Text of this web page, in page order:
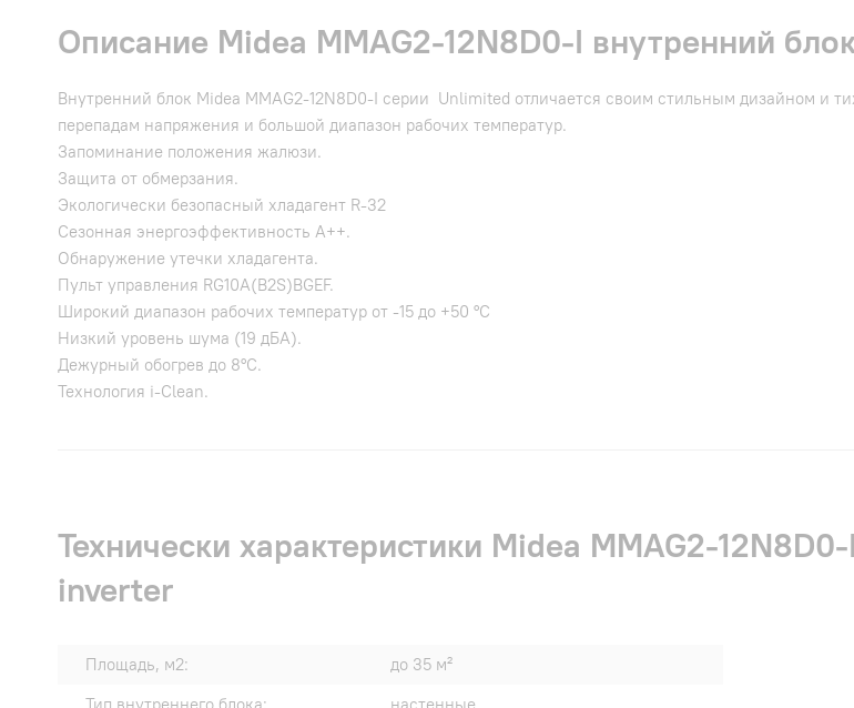
Описание Midea MMAG2-12N8D0-I внутренний
Внутренний блок Midea MMAG2-12N8D0-I серии Unlimited отличается своим стильным дизайном и
перепадам напряжения и большой диапазон рабочих температур.
Запоминание положения жалюзи.
Защита от обмерзания.
Экологически безопасный хладагент R-32
Сезонная энергоэффективность A++.
Обнаружение утечки хладагента.
Пульт управления RG10A(B2S)BGEF.
Широкий диапазон рабочих температур от -15 до +50 °С
Низкий уровень шума (19 дБА).
Дежурный обогрев до 8°С.
Технология i-Clean.
Технически характеристики Midea MMAG2-
inverter
Площадь, м2:
до 35 м²